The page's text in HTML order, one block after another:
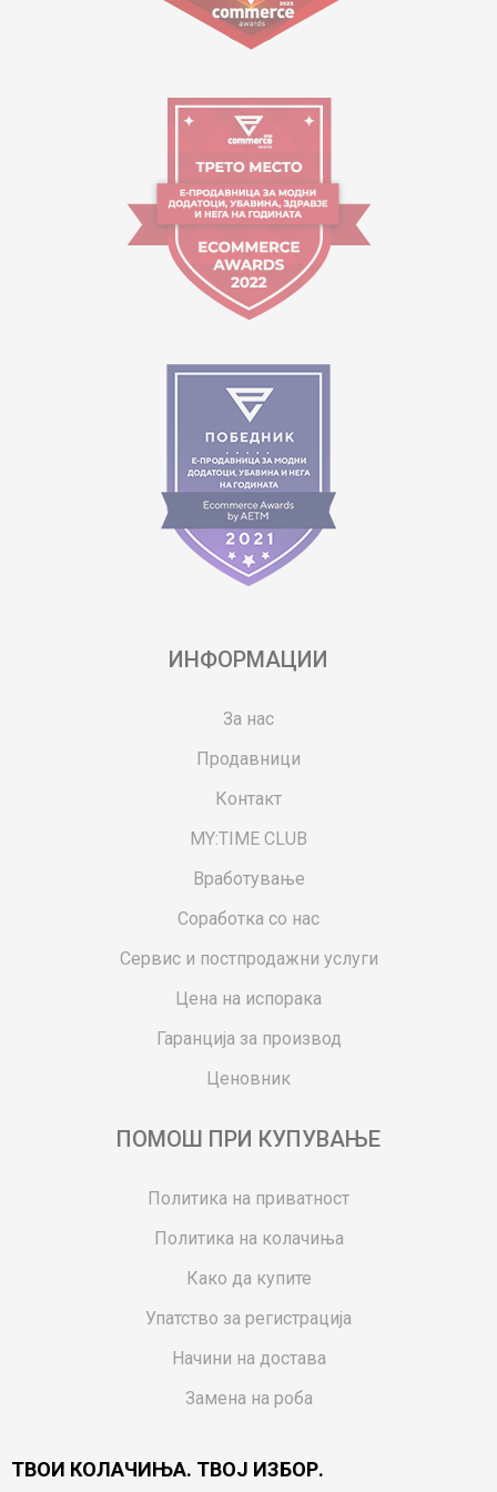
ИНФОРМАЦИИ
За нас
Продавници
Контакт
MY:TIME CLUB
Вработување
Соработка со нас
Сервис и постпродажни услуги
Цена на испорака
Гаранција за производ
Ценовник
ПОМОШ ПРИ КУПУВАЊЕ
Политика на приватност
Политика на колачиња
Како да купите
Упатство за регистрација
Начини на достава
Замена на роба
Ваучери
ТВОИ КОЛАЧИЊА. ТВОЈ ИЗБОР.